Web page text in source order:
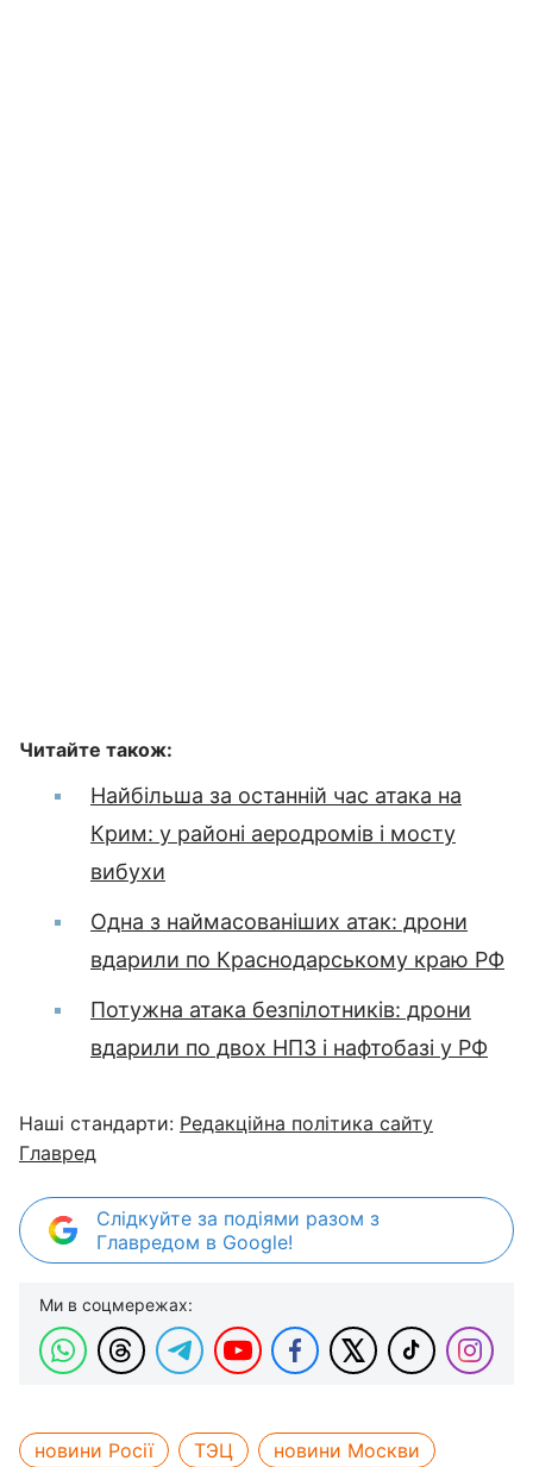
Читайте також:
Найбільша за останній час атака на
Крим: у районі аеродромів і мосту
вибухи
Одна з наймасованіших атак: дрони
вдарили по Краснодарському краю РФ
Потужна атака безпілотників: дрони
вдарили по двох НПЗ і нафтобазі у РФ
Наші стандарти: Редакційна політика сайту
Главред
Слідкуйте за подіями разом з
Главредом в Google!
Ми в соцмережах:
новини Росії ТЭЦ
новини Москви